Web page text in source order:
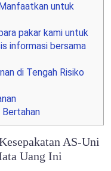
untuk
pakar kami untuk
informasi bersama
di Tengah Risiko
AS-Uni
Uang Ini